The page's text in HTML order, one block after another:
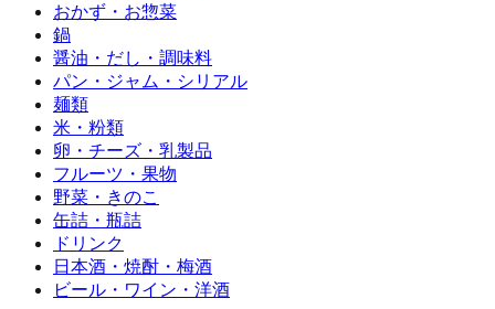
おかず・お惣菜
鍋
醤油・だし・調味料
パン・ジャム・シリアル
麺類
米・粉類
卵・チーズ・乳製品
フルーツ・果物
野菜・きのこ
缶詰・瓶詰
ドリンク
日本酒・焼酎・梅酒
ビール・ワイン・洋酒